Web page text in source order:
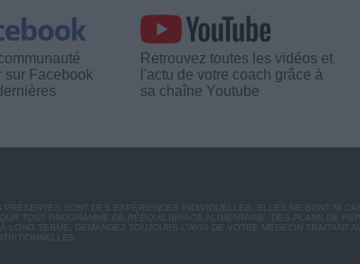
sur Facebook
Retrouvez toutes les vidéos et
l'actu de votre coach grâce à
sa chaîne Youtube
PRÉSENTÉS SONT DES EXPÉRIENCES INDIVIDUELLES. ELLES NE SONT NI
TOUT PROGRAMME DE RÉÉQUILIBRAGE ALIMENTAIRE, DES PLANS DE
À LONG TERME. DEMANDEZ TOUJOURS L'AVIS DE VOTRE MÉDECIN